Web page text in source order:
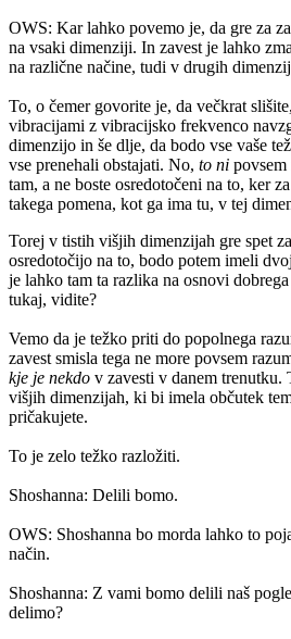
OWS: Kar lahko povemo je, da gre za
na vsaki dimenziji. In zavest je lahko
na različne načine, tudi v drugih
To, o čemer govorite je, da večkrat
vibracijami z vibracijsko frekvenco
dimenzijo in še dlje, da bodo vse vaše
vse prenehali obstajati. No, to ni povsem
tam, a ne boste osredotočeni na to, ker
takega pomena, kot ga ima tu, v tej
Torej v tistih višjih dimenzijah gre spet
osredotočijo na to, bodo potem imeli
je lahko tam ta razlika na osnovi
tukaj, vidite?
Vemo da je težko priti do popolnega
zavest smisla tega ne more povsem
kje je nekdo v zavesti v danem trenutku.
višjih dimenzijah, ki bi imela občutek
pričakujete.
To je zelo težko razložiti.
Shoshanna: Delili bomo.
OWS: Shoshanna bo morda lahko to
način.
Shoshanna: Z vami bomo delili naš
delimo?